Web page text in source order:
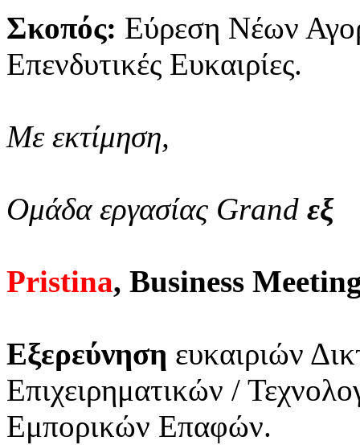
Σκοπός: Εύρεση Νέων
Επενδυτικές Ευκαιρίες.
Με εκτίμηση,
Ομάδα εργασίας Grand εξ
Pristina, Business
Εξερεύνηση ευκαιριών
Επιχειρηματικών /
Εμπορικών Επαφών.